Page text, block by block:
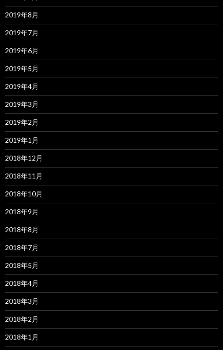
2019年8月
2019年7月
2019年6月
2019年5月
2019年4月
2019年3月
2019年2月
2019年1月
2018年12月
2018年11月
2018年10月
2018年9月
2018年8月
2018年7月
2018年5月
2018年4月
2018年3月
2018年2月
2018年1月